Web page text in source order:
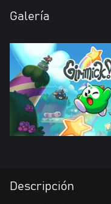
Galería
Descripción